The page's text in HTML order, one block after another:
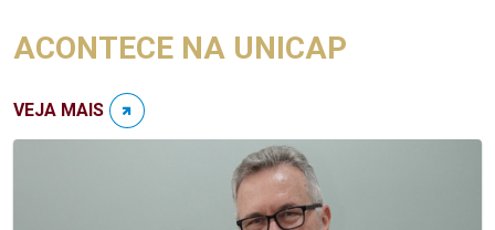
ACONTECE NA UNICAP
VEJA MAIS